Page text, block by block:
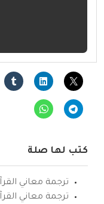
كتب لها صلة
ترجمة معاني
ترجمة معاني